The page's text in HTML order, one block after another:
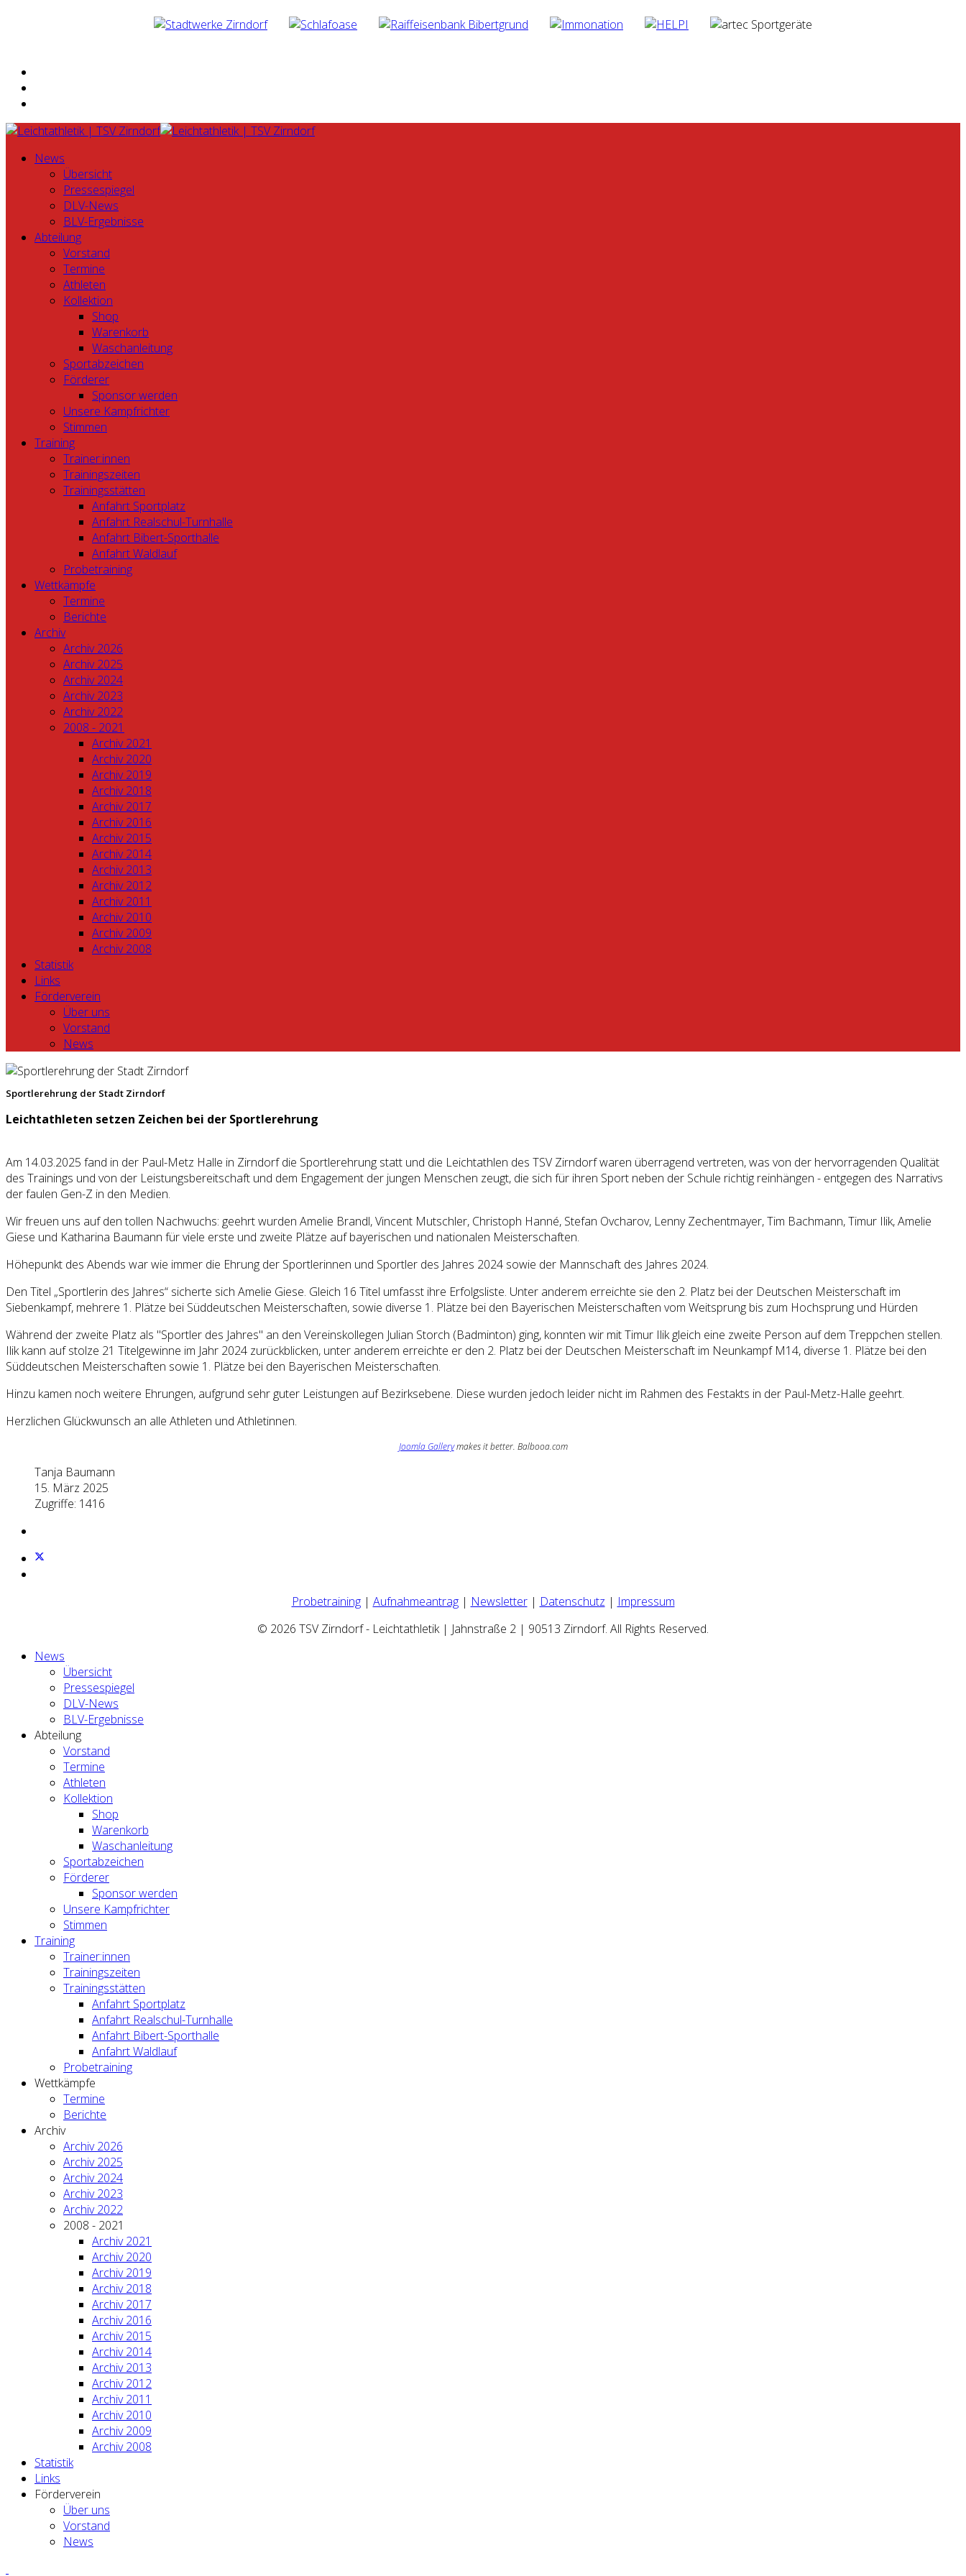
News
Übersicht
Pressespiegel
DLV-News
BLV-Ergebnisse
Abteilung
Vorstand
Termine
Athleten
Kollektion
Shop
Warenkorb
Waschanleitung
Sportabzeichen
Förderer
Sponsor werden
Unsere Kampfrichter
Stimmen
Training
Trainer:innen
Trainingszeiten
Trainingsstätten
Anfahrt Sportplatz
Anfahrt Realschul-Turnhalle
Anfahrt Bibert-Sporthalle
Anfahrt Waldlauf
Probetraining
Wettkämpfe
Termine
Berichte
Archiv
Archiv 2026
Archiv 2025
Archiv 2024
Archiv 2023
Archiv 2022
2008 - 2021
Archiv 2021
Archiv 2020
Archiv 2019
Archiv 2018
Archiv 2017
Archiv 2016
Archiv 2015
Archiv 2014
Archiv 2013
Archiv 2012
Archiv 2011
Archiv 2010
Archiv 2009
Archiv 2008
Statistik
Links
Förderverein
Über uns
Vorstand
News
Sportlerehrung der Stadt Zirndorf
Leichtathleten setzen Zeichen bei der Sportlerehrung
Am 14.03.2025 fand in der Paul-Metz Halle in Zirndorf die Sportlerehrung statt und die Leichtathlen des TSV Zirndorf waren überragend vertreten, was von der hervorragenden Qualität
des Trainings und von der Leistungsbereitschaft und dem Engagement der jungen Menschen zeugt, die sich für ihren Sport neben der Schule richtig reinhängen - entgegen des Narrativs
der faulen Gen-Z in den Medien.
Wir freuen uns auf den tollen Nachwuchs: geehrt wurden Amelie Brandl, Vincent Mutschler, Christoph Hanné, Stefan Ovcharov, Lenny Zechentmayer, Tim Bachmann, Timur Ilik, Amelie
Giese und Katharina Baumann für viele erste und zweite Plätze auf bayerischen und nationalen Meisterschaften.
Höhepunkt des Abends war wie immer die Ehrung der Sportlerinnen und Sportler des Jahres 2024 sowie der Mannschaft des Jahres 2024.
Den Titel „Sportlerin des Jahres“ sicherte sich Amelie Giese. Gleich 16 Titel umfasst ihre Erfolgsliste. Unter anderem erreichte sie den 2. Platz bei der Deutschen Meisterschaft im
Siebenkampf, mehrere 1. Plätze bei Süddeutschen Meisterschaften, sowie diverse 1. Plätze bei den Bayerischen Meisterschaften vom Weitsprung bis zum Hochsprung und Hürden
Während der zweite Platz als "Sportler des Jahres" an den Vereinskollegen Julian Storch (Badminton) ging, konnten wir mit Timur Ilik gleich eine zweite Person auf dem Treppchen stellen.
Ilik kann auf stolze 21 Titelgewinne im Jahr 2024 zurückblicken, unter anderem erreichte er den 2. Platz bei der Deutschen Meisterschaft im Neunkampf M14, diverse 1. Plätze bei den
Süddeutschen Meisterschaften sowie 1. Plätze bei den Bayerischen Meisterschaften.
Hinzu kamen noch weitere Ehrungen, aufgrund sehr guter Leistungen auf Bezirksebene. Diese wurden jedoch leider nicht im Rahmen des Festakts in der Paul-Metz-Halle geehrt.
Herzlichen Glückwunsch an alle Athleten und Athletinnen.
Joomla Gallerymakes it better. Balbooa.com
Tanja Baumann
15. März 2025
Zugriffe: 1416
Probetraining| Aufnahmeantrag| Newsletter| Datenschutz | Impressum
© 2026 TSV Zirndorf - Leichtathletik | Jahnstraße 2 | 90513 Zirndorf. All Rights Reserved.
News
Übersicht
Pressespiegel
DLV-News
BLV-Ergebnisse
Abteilung
Vorstand
Termine
Athleten
Kollektion
Shop
Warenkorb
Waschanleitung
Sportabzeichen
Förderer
Sponsor werden
Unsere Kampfrichter
Stimmen
Training
Trainer:innen
Trainingszeiten
Trainingsstätten
Anfahrt Sportplatz
Anfahrt Realschul-Turnhalle
Anfahrt Bibert-Sporthalle
Anfahrt Waldlauf
Probetraining
Wettkämpfe
Termine
Berichte
Archiv
Archiv 2026
Archiv 2025
Archiv 2024
Archiv 2023
Archiv 2022
2008 - 2021
Archiv 2021
Archiv 2020
Archiv 2019
Archiv 2018
Archiv 2017
Archiv 2016
Archiv 2015
Archiv 2014
Archiv 2013
Archiv 2012
Archiv 2011
Archiv 2010
Archiv 2009
Archiv 2008
Statistik
Links
Förderverein
Über uns
Vorstand
News